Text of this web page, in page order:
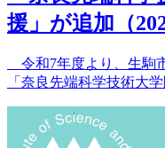
援」が追加（
令和7年度より、生駒
「奈良先端科学技術大